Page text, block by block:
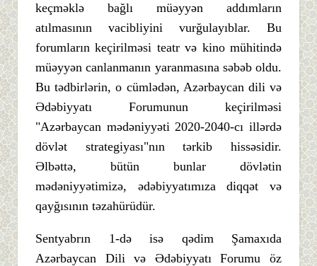
keçməklə bağlı müəyyən addımların
atılmasının vacibliyini vurğulayıblar. Bu
forumların keçirilməsi teatr və kino mühitində
müəyyən canlanmanın yaranmasına səbəb oldu.
Bu tədbirlərin, o cümlədən, Azərbaycan dili və
Ədəbiyyatı Forumunun keçirilməsi
"Azərbaycan mədəniyyəti 2020-2040-cı illərdə
dövlət strategiyası"nın tərkib hissəsidir.
Əlbəttə, bütün bunlar dövlətin
mədəniyyətimizə, ədəbiyyatımıza diqqət və
qayğısının təzahürüdür.
Sentyabrın 1-də isə qədim Şamaxıda
Azərbaycan Dili və Ədəbiyyatı Forumu öz